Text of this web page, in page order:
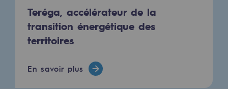
Actualités
Documentation
Teréga, accélérateur de la
transition énergétique des
territoires
En savoir plus